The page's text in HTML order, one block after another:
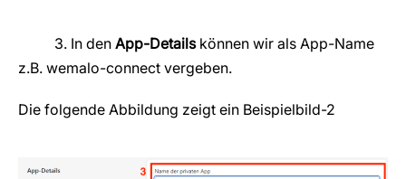
3. In den App-Detailskönnen wir als App-Name
z.B. wemalo-connect vergeben.
Die folgende Abbildung zeigt ein Beispielbild-2